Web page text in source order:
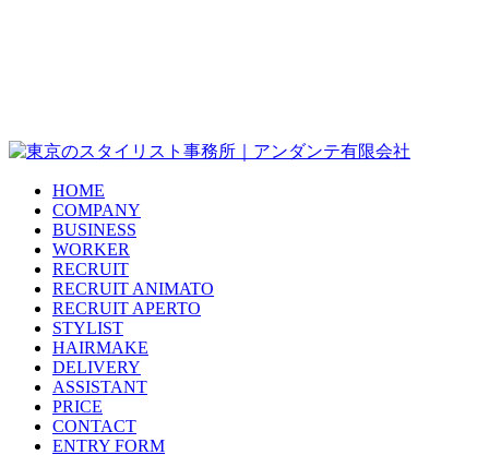
HOME
COMPANY
BUSINESS
WORKER
RECRUIT
RECRUIT ANIMATO
RECRUIT APERTO
STYLIST
HAIRMAKE
DELIVERY
ASSISTANT
PRICE
CONTACT
ENTRY FORM